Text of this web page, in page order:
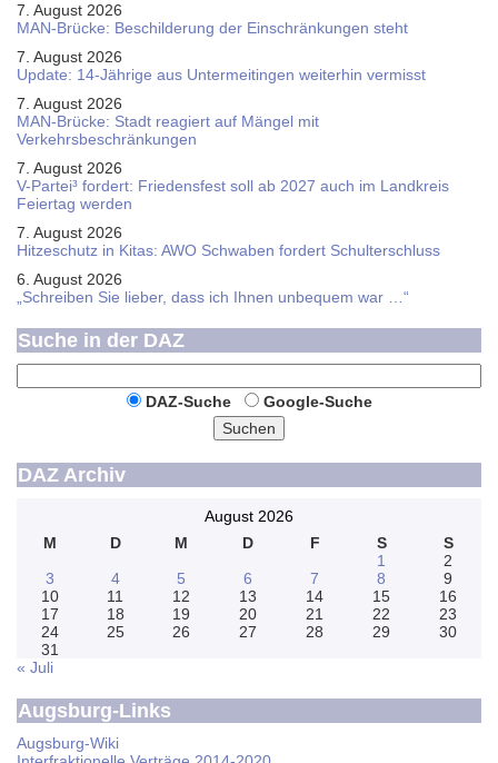
7. August 2026
MAN-Brücke: Beschilderung der Einschränkungen steht
7. August 2026
Update: 14-Jährige aus Untermeitingen weiterhin vermisst
7. August 2026
MAN-Brücke: Stadt reagiert auf Mängel mit
Verkehrsbeschränkungen
7. August 2026
V-Partei­³ fordert: Friedens­fest soll ab 2027 auch im Land­kreis
Feier­tag werden
7. August 2026
Hitzeschutz in Kitas: AWO Schwaben fordert Schulterschluss
6. August 2026
„Schreiben Sie lieber, dass ich Ihnen unbequem war …“
Suche in der DAZ
DAZ-Suche
Google-Suche
Suchen
DAZ Archiv
August 2026
M
D M D F S
S
1
2
3
4 5 6 7 8
9
10
11 12 13 14 15
16
17
18 19 20 21 22
23
24
25 26 27 28 29
30
31
« Juli
Augsburg-Links
Augsburg-Wiki